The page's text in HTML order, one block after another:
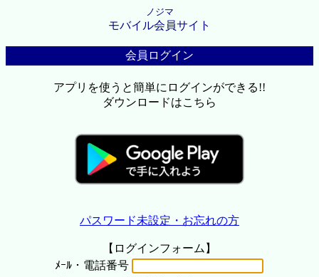
ノジマ
モバイル会員サイト
会員ログイン
アプリを使うと簡単にログインができる!!
ダウンロードはこちら
パスワード未設定・お忘れの方
【ログインフォーム】
ﾒｰﾙ・電話番号